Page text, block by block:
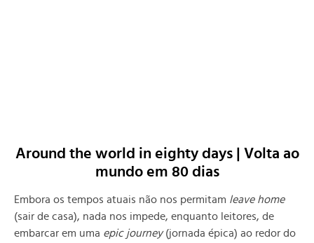
Around the world in eighty days | Volta ao
mundo em 80 dias
Embora os tempos atuais não nos permitam leave home
(sair de casa), nada nos impede, enquanto leitores, de
embarcar em uma epic journey(jornada épica) ao redor do